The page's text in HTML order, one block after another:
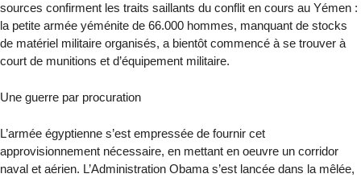
sources confirment les traits saillants du conflit en cours au Yémen :
la petite armée yéménite de 66.000 hommes, manquant de stocks
de matériel militaire organisés, a bientôt commencé à se trouver à
court de munitions et d’équipement militaire.
Une guerre par procuration
L’armée égyptienne s’est empressée de fournir cet
approvisionnement nécessaire, en mettant en oeuvre un corridor
naval et aérien. L’Administration Obama s’est lancée dans la mêlée,